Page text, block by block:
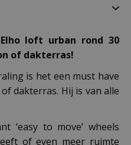
loft urban rond 30
of dakterras!
is het een must have
dakterras. Hij is van alle
‘easy to move’ wheels
of even meer ruimte